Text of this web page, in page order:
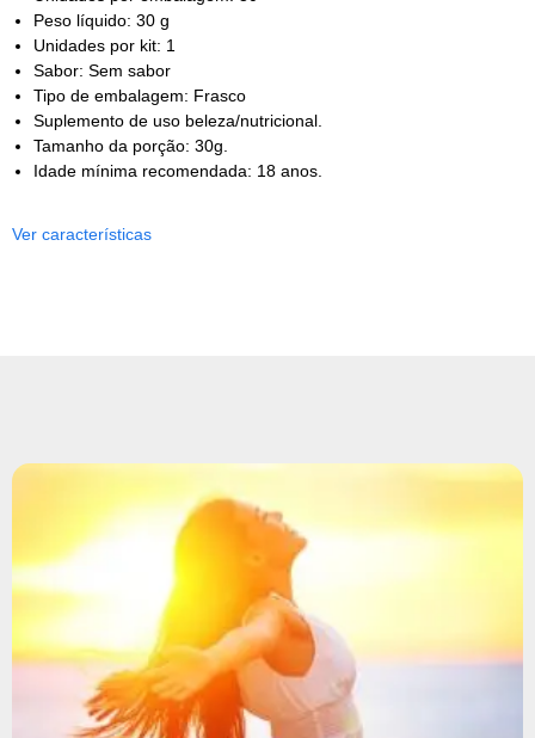
Peso líquido: 30 g
Unidades por kit: 1
Sabor: Sem sabor
Tipo de embalagem: Frasco
Suplemento de uso beleza/nutricional.
Tamanho da porção: 30g.
Idade mínima recomendada: 18 anos.
Ver características